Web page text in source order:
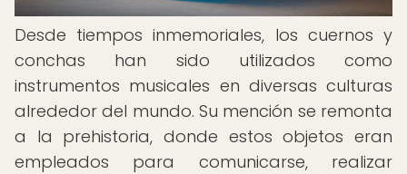
Desde tiempos inmemoriales, los cuernos y
conchas han sido utilizados como
instrumentos musicales en diversas culturas
alrededor del mundo. Su mención se remonta
a la prehistoria, donde estos objetos eran
empleados para comunicarse, realizar